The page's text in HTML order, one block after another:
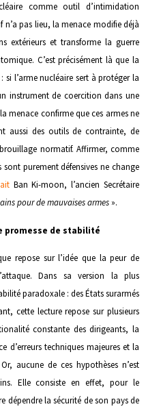
comme outil d’intimidation
n’a pas lieu, la menace modifie déjà
extérieurs et transforme la guerre
C’est précisément là que la
l’arme nucléaire sert à protéger la
instrument de coercition dans une
menace confirme que ces armes ne
aussi des outils de contrainte, de
normatif. Affirmer, comme
purement défensives ne change
Ban Ki-moon, l’ancien Secrétaire
pour de mauvaises armes ».
promesse de stabilité
repose sur l’idée que la peur de
Dans sa version la plus
paradoxale : des États surarmés
cette lecture repose sur plusieurs
constante des dirigeants, la
d’erreurs techniques majeures et la
aucune de ces hypothèses n’est
Elle consiste en effet, pour le
dépendre la sécurité de son pays de